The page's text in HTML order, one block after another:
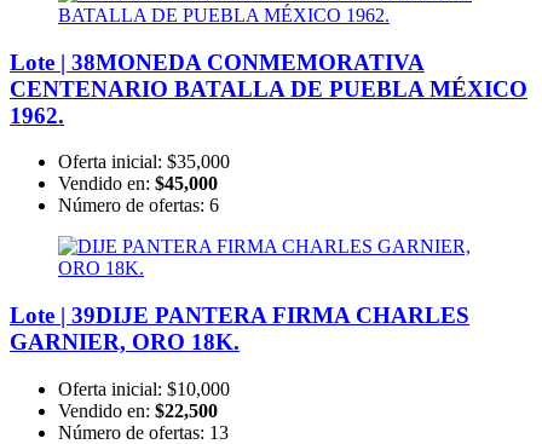
Lote | 38MONEDA CONMEMORATIVA
CENTENARIO BATALLA DE PUEBLA MÉXICO
1962.
Oferta inicial: $35,000
Vendido en: $45,000
Número de ofertas: 6
Lote | 39DIJE PANTERA FIRMA CHARLES
GARNIER, ORO 18K.
Oferta inicial: $10,000
Vendido en: $22,500
Número de ofertas: 13